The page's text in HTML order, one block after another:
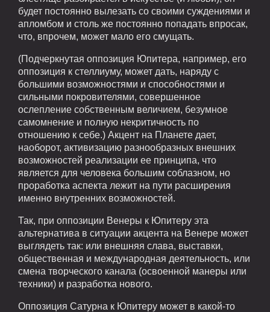
будет постоянно вылезать со своими суждениями и
апломбом и столь же постоянно попадать впросак,
что, впрочем, может мало его смущать.
(Подчеркнутая оппозиция Юпитера, например, его
оппозиция к стеллиуму, может дать, наряду с
большими возможностями и способностями и
сильными покровителями, совершенное
ослепление собственным величием, безумное
самомнение и полную некритичность по
отношению к себе.) Акцент на Планете дает,
наоборот, активизацию разнообразных внешних
возможностей реализации ее принципа, что
является для человека большим соблазном, но
проработка аспекта лежит на пути расширения
именно внутренних возможностей.
Так, при оппозиции Венеры к Юпитеру эта
альтернатива в ситуации акцента на Венере может
выглядеть так: или внешняя слава, выставки,
общественная и международная деятельность, или
смена творческого канала (освоенной манеры или
техники) и разработка нового.
Оппозиция Сатурна к Юпитеру может в какой-то